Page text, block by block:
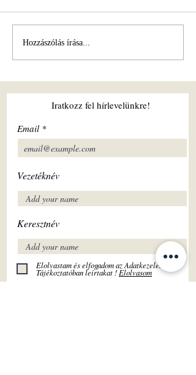
Hogyan erősítheti a közös
Hozzászólás írása...
Iratkozz fel hírlevelünkre!
Email
Vezetéknév
Keresztnév
Elolvastam és elfogadom az Adatkezelési
Tájékoztatóban leírtakat ! Elolvasom